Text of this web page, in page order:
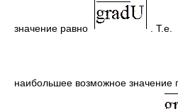
значение равно . Т.е.
наибольшее возможное значение